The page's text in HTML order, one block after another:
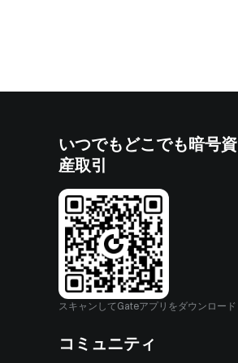
いつでもどこでも暗号資
産取引
スキャンしてGateアプリをダウンロード
コミュニティ